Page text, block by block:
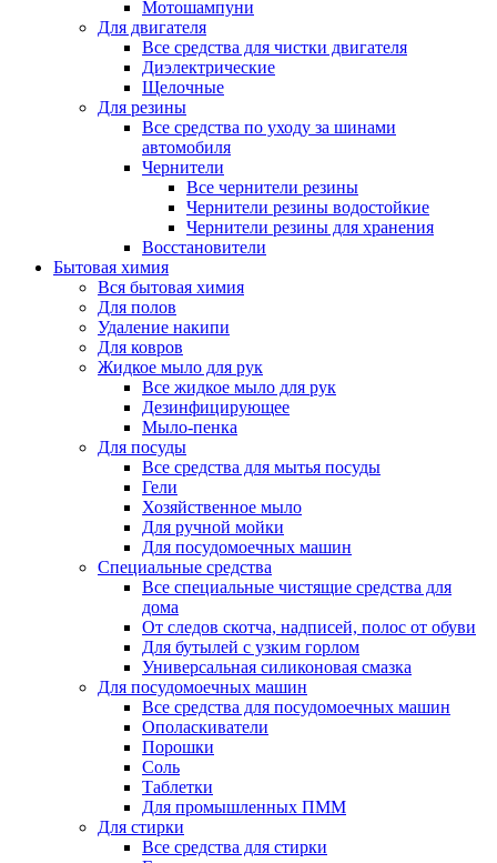
Мотошампуни
Для двигателя
Все средства для чистки двигателя
Диэлектрические
Щелочные
Для резины
Все средства по уходу за шинами
автомобиля
Чернители
Все чернители резины
Чернители резины водостойкие
Чернители резины для хранения
Восстановители
Бытовая химия
Вся бытовая химия
Для полов
Удаление накипи
Для ковров
Жидкое мыло для рук
Все жидкое мыло для рук
Дезинфицирующее
Мыло-пенка
Для посуды
Все средства для мытья посуды
Гели
Хозяйственное мыло
Для ручной мойки
Для посудомоечных машин
Специальные средства
Все специальные чистящие средства для
дома
От следов скотча, надписей, полос от обуви
Для бутылей с узким горлом
Универсальная силиконовая смазка
Для посудомоечных машин
Все средства для посудомоечных машин
Ополаскиватели
Порошки
Соль
Таблетки
Для промышленных ПММ
Для стирки
Все средства для стирки